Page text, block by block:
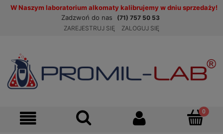
W Naszym laboratorium alkomaty kalibrujemy w dniu sprzedaży!
Zadzwoń do nas
(71) 757 50 53
ZAREJESTRUJ SIĘ
ZALOGUJ SIĘ